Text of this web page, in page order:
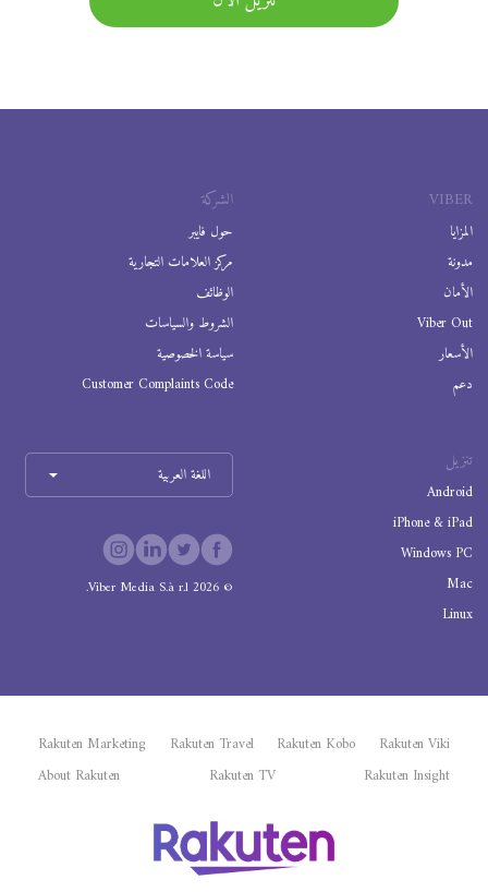
VIBER
المزايا
مدونة
الأمان
Viber Out
الأسعار
دعم
الشركة
حول فايبر
مركز العلامات التجارية
الوظائف
الشروط والسياسات
سياسة الخصوصية
Customer Complaints Code
تنزيل
Android
iPhone & iPad
Windows PC
Mac
Linux
اللغة العربية
©
2026
Viber Media S.à r.l.
Rakuten Viki
Rakuten Kobo
Rakuten Travel
Rakuten Marketing
Rakuten Insight
Rakuten TV
About Rakuten